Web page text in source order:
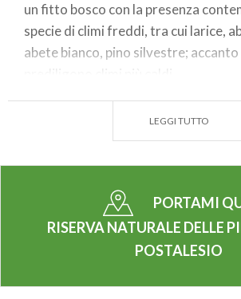
un fitto bosco con la presenza
specie di climi freddi, tra cui larice,
abete bianco, pino silvestre; accanto
anche nuove Piramidi in fase di
esempi di depositi morenici che
potranno fungere da "Cappello" di
LEGGI TUTTO
PORTAMI
RISERVA NATURALE DELLE
POSTALESIO